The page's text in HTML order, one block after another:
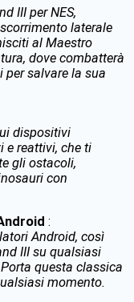
III per NES,
laterale
al Maestro
dove combatterà
per salvare la sua
dispositivi
e reattivi, che ti
gli ostacoli,
con
:
Android, così
III su qualsiasi
questa classica
momento.